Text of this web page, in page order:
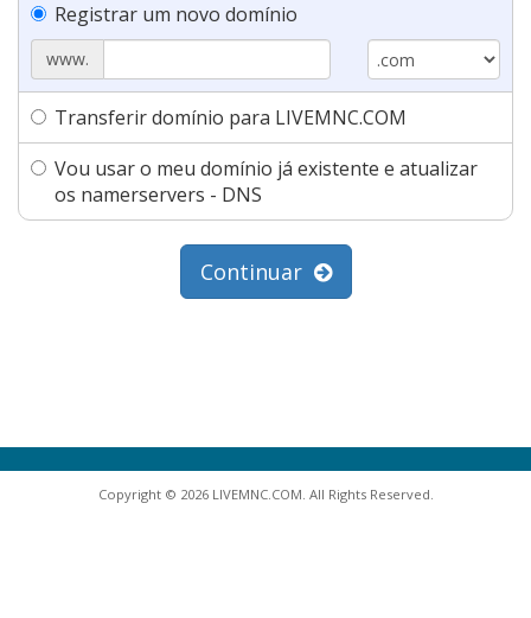
Registrar um novo domínio
www.
Transferir domínio para LIVEMNC.COM
Vou usar o meu domínio já existente e atualizar
os namerservers - DNS
Continuar
Copyright © 2026 LIVEMNC.COM. All Rights Reserved.